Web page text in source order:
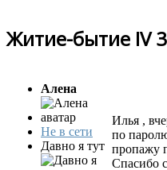
Житие-бытие IV
Алена
Не в сети
Давно я тут
Илья ,
по
пропажу
Спасибо